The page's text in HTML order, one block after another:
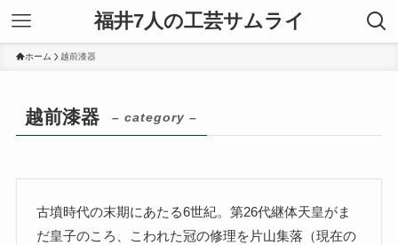
福井7人の工芸サムライ
ホーム 越前漆器
越前漆器 – category –
古墳時代の末期にあたる6世紀。第26代継体天皇がま
だ皇子のころ、こわれた冠の修理を片山集落（現在の